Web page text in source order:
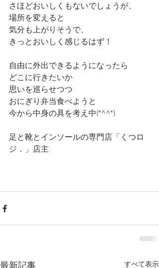
さほどおいしくもないでしょうが、
場所を変えると
気分も上がりそうで、
きっとおいしく感じるはず！
自由に外出できるようになったら
どこに行きたいか
思いを巡らせつつ
おにぎり弁当食べようと
今から中身の具を考え中(*^^*)
足と靴とインソールの専門店「くつロ
ジ．」店主
すべて表示